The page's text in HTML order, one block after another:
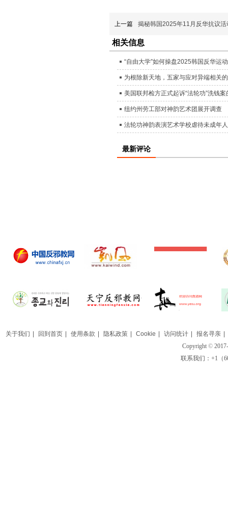
上一篇 揭秘韩国2025年11月反华抗议活
相关信息
“自由大学”如何操盘2025韩国反华运
为根除新天地，五家与应对异端相关
美国联邦检方正式起诉“法轮功”洗钱
纽约州劳工部对神韵艺术团展开调查
法轮功神韵表演艺术学校虐待未成年
最新评论
关于我们 回到首页 使用条款 隐私政策 Cookie 访问统计 报名寻亲
Copyright ©
联系我们：+1（